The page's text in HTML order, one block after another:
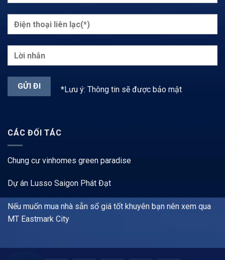
*Lưu ý: Thông tin sẽ được bảo mật
CÁC ĐỐI TÁC
Chung cư vinhomes green paradise
Dự án Lusso Saigon Phát Đạt
Nếu muốn mua nhà sẵn sổ giá tốt khuyên bạn nên xem qua
MT Eastmark City